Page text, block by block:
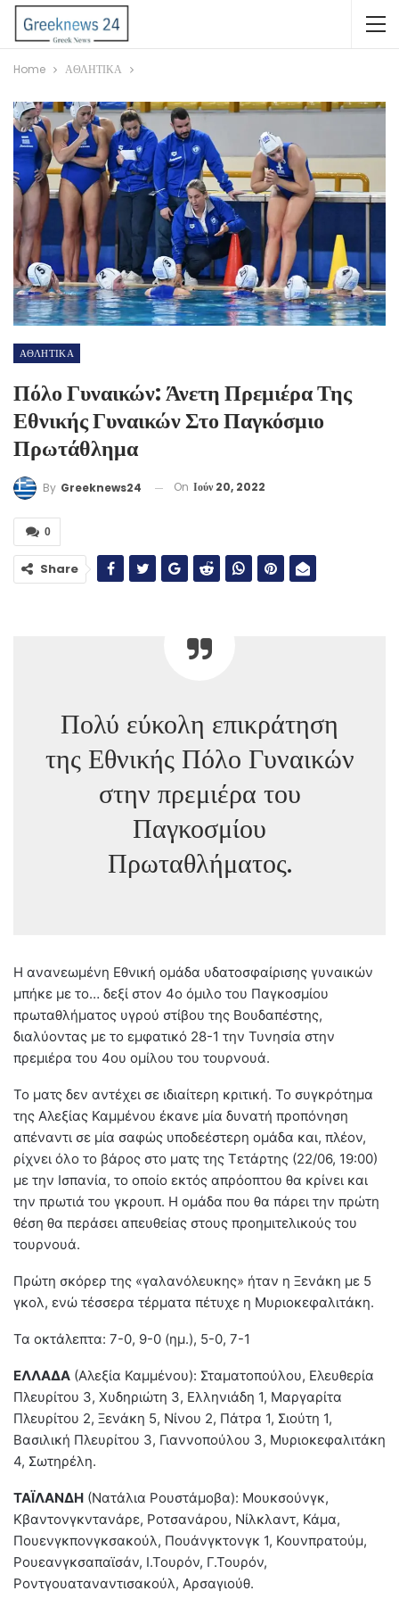
Home ΑΘΛΗΤΙΚΑ
ΑΘΛΗΤΙΚΑ
Πόλο Γυναικών: Άνετη Πρεμιέρα Της
Εθνικής Γυναικών Στο Παγκόσμιο
Πρωτάθλημα
By Greeknews24 On Ιούν 20, 2022
0
Share
Πολύ εύκολη επικράτηση
της Εθνικής Πόλο Γυναικών
στην πρεμιέρα του
Παγκοσμίου
Πρωταθλήματος.
Η ανανεωμένη Εθνική ομάδα υδατοσφαίρισης γυναικών
μπήκε με το… δεξί στον 4ο όμιλο του Παγκοσμίου
πρωταθλήματος υγρού στίβου της Βουδαπέστης,
διαλύοντας με το εμφατικό 28-1 την Τυνησία στην
πρεμιέρα του 4ου ομίλου του τουρνουά.
Το ματς δεν αντέχει σε ιδιαίτερη κριτική. Το συγκρότημα
της Αλεξίας Καμμένου έκανε μία δυνατή προπόνηση
απέναντι σε μία σαφώς υποδεέστερη ομάδα και, πλέον,
ρίχνει όλο το βάρος στο ματς της Τετάρτης (22/06, 19:00)
με την Ισπανία, το οποίο εκτός απρόοπτου θα κρίνει και
την πρωτιά του γκρουπ. Η ομάδα που θα πάρει την πρώτη
θέση θα περάσει απευθείας στους προημιτελικούς του
τουρνουά.
Πρώτη σκόρερ της «γαλανόλευκης» ήταν η Ξενάκη με 5
γκολ, ενώ τέσσερα τέρματα πέτυχε η Μυριοκεφαλιτάκη.
Τα οκτάλεπτα: 7-0, 9-0 (ημ.), 5-0, 7-1
ΕΛΛΑΔΑ (Αλεξία Καμμένου): Σταματοπούλου, Ελευθερία
Πλευρίτου 3, Χυδηριώτη 3, Ελληνιάδη 1, Μαργαρίτα
Πλευρίτου 2, Ξενάκη 5, Νίνου 2, Πάτρα 1, Σιούτη 1,
Βασιλική Πλευρίτου 3, Γιαννοπούλου 3, Μυριοκεφαλιτάκη
4, Σωτηρέλη.
ΤΑΪΛΑΝΔΗ (Νατάλια Ρουστάμοβα): Μουκσούνγκ,
Κβαντονγκντανάρε, Ροτσανάρου, Νίλκλαντ, Κάμα,
Πουενγκπονγκσακούλ, Πουάνγκτονγκ 1, Κουνπρατούμ,
Ρουεανγκσαπαϊσάν, Ι.Τουρόν, Γ.Τουρόν,
Ροντγουαταναντισακούλ, Αρσαγιούθ.